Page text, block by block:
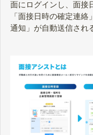
面にログインし、面接
「面接日時の確定連
通知」が自動送信され